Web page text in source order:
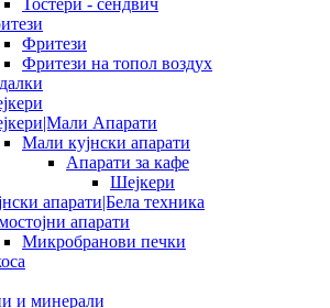
Фритези
Фритези на топол воздух
Апарати
Мали кујнски апарати
Апарати за кафе
Шејкери
апарати|Бела техника
апарати
Микробранови печки
и минерали